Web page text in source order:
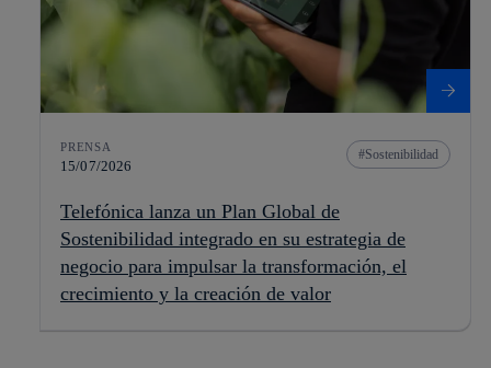
PRENSA
15/07/2026
Sostenibilidad
Telefónica lanza un Plan Global de
Sostenibilidad integrado en su estrategia de
negocio para impulsar la transformación, el
crecimiento y la creación de valor